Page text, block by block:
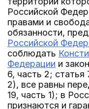
Российской
правами и
обязанности,
Российской
соблюдать
Федерации и
6, часть 2; статья
2), все равны
19, часть 1); в
признаются и